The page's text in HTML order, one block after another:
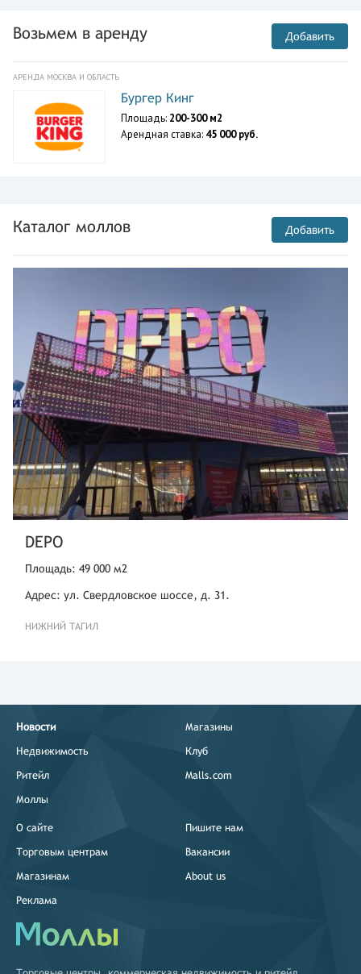
Возьмем в аренду Добавить
АРЕНДА МОСКВА И ОБЛАСТЬ
Бургер Кинг
Площадь: 200-300 м2
Арендная ставка: 45 000 руб.
Каталог моллов Добавить
DEPO
Площадь: 49 000 м2
Адрес: ул. Свердловское шоссе, д. 31.
НИЖНИЙ ТАГИЛ
Новости
Недвижимость
Ритейл
Моллы
Магазины
Клуб
Malls.com
О сайте
Торговым центрам
Магазинам
Реклама
Пишите нам
Вакансии
About us